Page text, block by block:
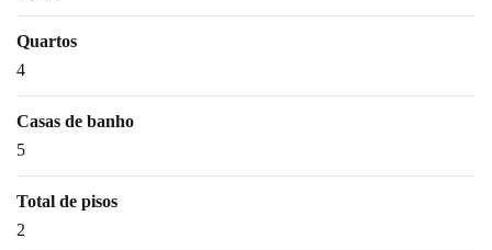
Quartos
4
Casas de banho
5
Total de pisos
2